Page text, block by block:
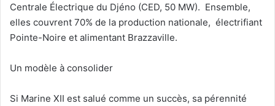
Centrale Électrique du Djéno (CED, 50 MW). Ensemble,
elles couvrent 70% de la production nationale, électrifiant
Pointe-Noire et alimentant Brazzaville.
Un modèle à consolider
Si Marine XII est salué comme un succès, sa pérennité